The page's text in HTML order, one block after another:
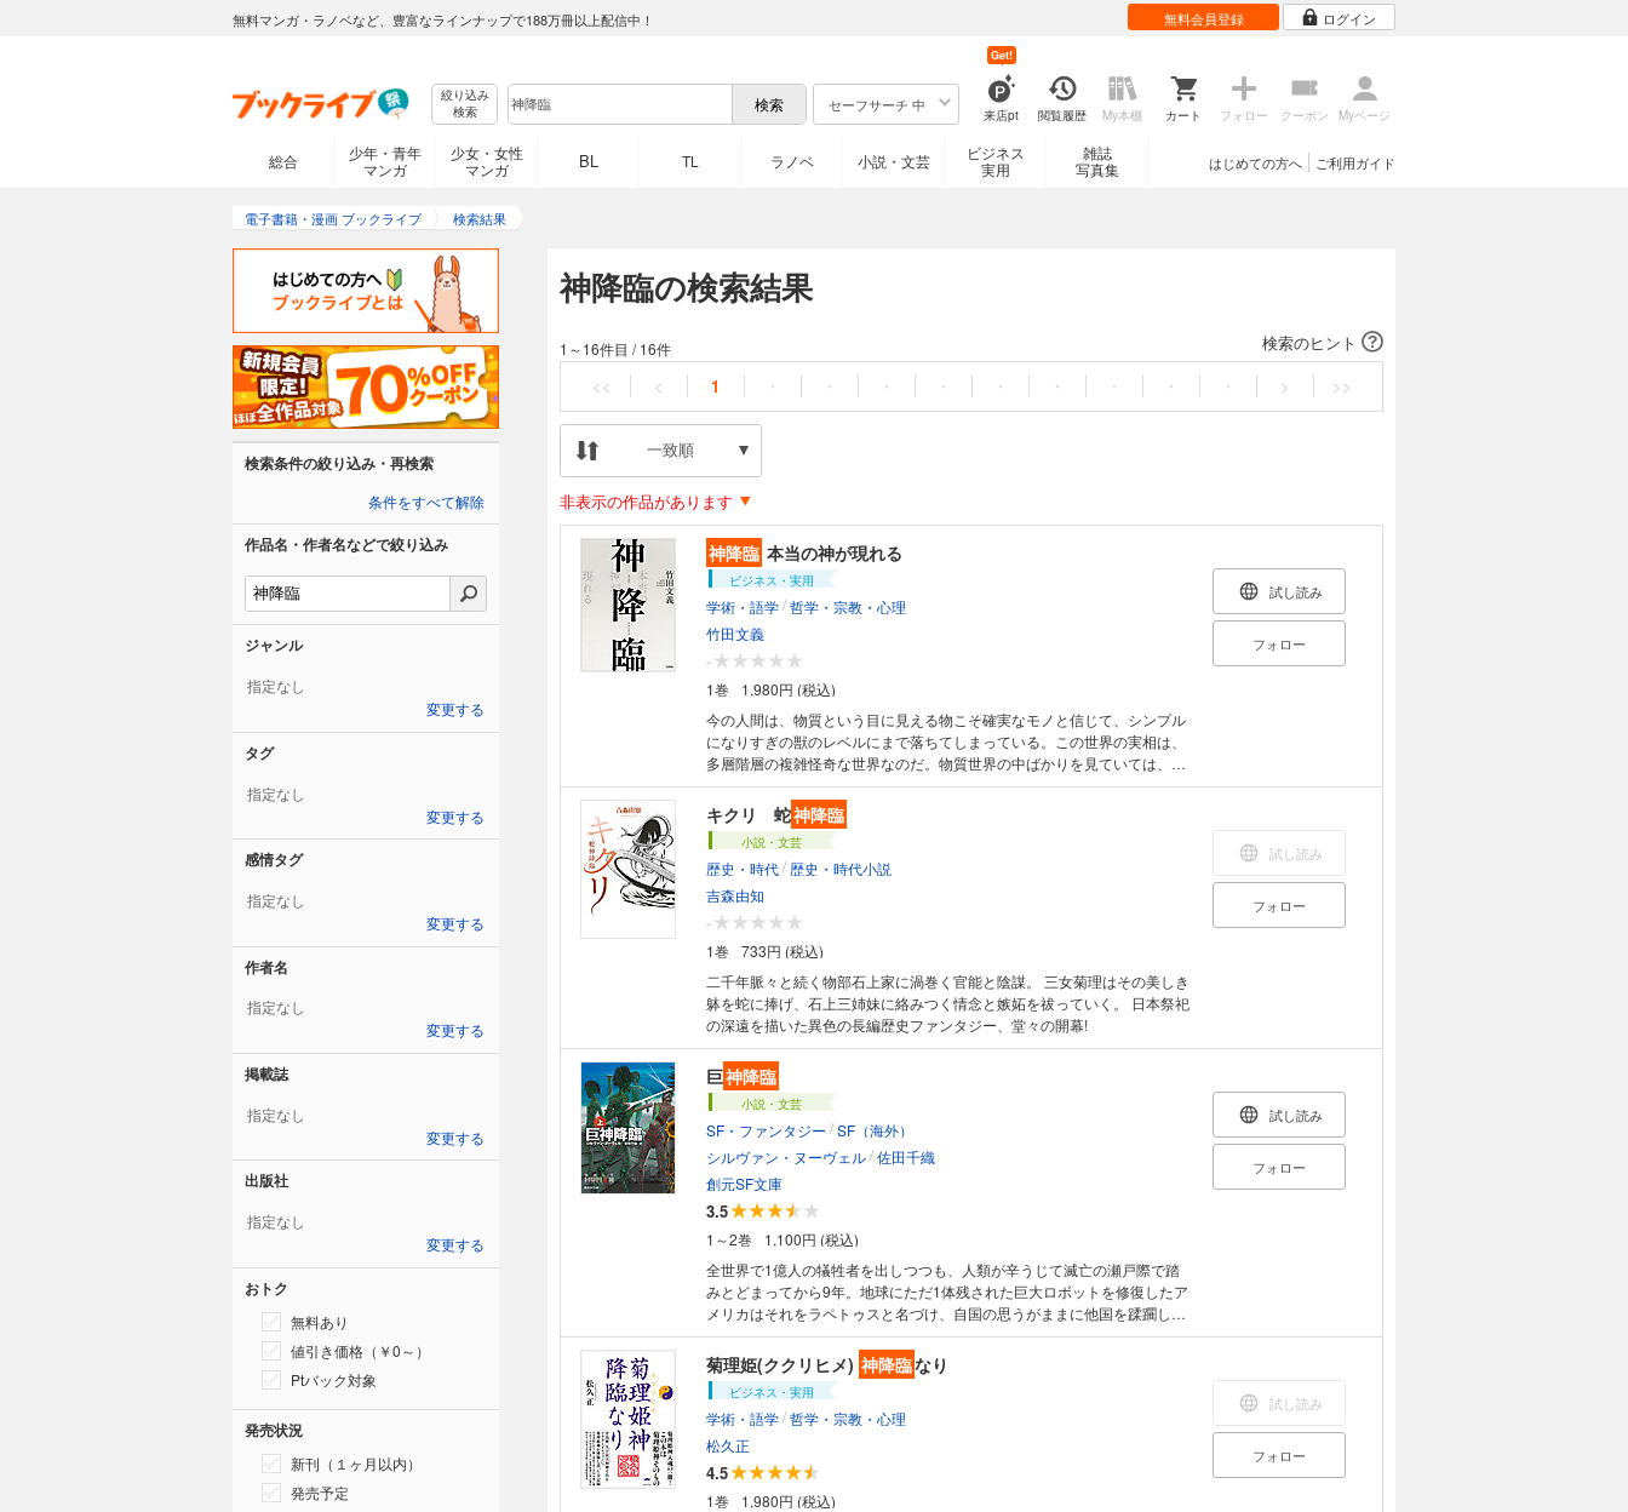
無料マンガ・ラノベなど、豊富なラインナップで188万冊以上配信中！ 無料会員登録 ログイン
絞り込み
検索
セーフサーチ 中
来店pt
Get!
閲覧履歴 My本棚 カート フォロー クーポン Myページ
総合
少年・青年
マンガ
少女・女性
マンガ
BL TL ラノベ 小説・文芸
ビジネス
実用
雑誌
写真集
ご利用ガイド
はじめての方へ
電子書籍・漫画 ブックライブ 検索結果
神降臨の検索結果
検索のヒント
1～16件目 /16件
<< < 1 ・ ・ ・ ・ ・ ・ ・ ・ ・ > >>
一致順
非表示の作品があります
神降臨 本当の神が現れる
ビジネス・実用
学術・語学/哲学・宗教・心理
竹田文義
-
1巻
1,980円 (税込)
今の人間は、物質という目に見える物こそ確実なモノと信じて、シンプル
になりすぎの獣のレベルにまで落ちてしまっている。この世界の実相は、
多層階層の複雑怪奇な世界なのだ。物質世界の中ばかりを見ていては、真
実は見えては来ない。多層階層を理解し、上に在るものを見なければ真実
は見えては来ないのだ。そんなことを理解して、この世界の認識を新たに
するつもりで学んでほしいと願う。
試し読み
フォロー
キクリ 蛇神降臨
小説・文芸
歴史・時代/ 歴史・時代小説
吉森由知
-
1巻
733円 (税込)
二千年脈々と続く物部石上家に渦巻く官能と陰謀。 三女菊理はその美しき
躰を蛇に捧げ、石上三姉妹に絡みつく情念と嫉妬を祓っていく。 日本祭祀
の深遠を描いた異色の長編歴史ファンタジー、堂々の開幕!
試し読み
フォロー
巨神降臨
小説・文芸
SF・ファンタジー /SF（海外）
シルヴァン・ヌーヴェル/佐田千織
創元SF文庫
3.5
1～2巻
1,100円 (税込)
全世界で1億人の犠牲者を出しつつも、人類が辛うじて滅亡の瀬戸際で踏
みとどまってから9年。地球にただ1体残された巨大ロボットを修復したア
メリカはそれをラペトゥスと名づけ、自国の思うがままに他国を蹂躙して
いた。それに抵抗する各国とのあいだで地球に全面核戦争の危機が迫る
中、姿を消していたテーミスとエヴァたちがついに地球に帰還する。彼ら
が語りはじめるのは、6000年前に巨大ロボットを地球に遺してゆき、9年
前の危機を引き起こした異星種族との本格的遭遇であった。星雲賞受賞
『巨神計画』『巨神覚醒』に続く、三部作完結編！
試し読み
フォロー
菊理姫(ククリヒメ) 神降臨なり
ビジネス・実用
学術・語学/哲学・宗教・心理
松久正
4.5
1巻
1,980円 (税込)
試し読み
フォロー
検索条件の絞り込み・再検索
条件をすべて解除
作品名・作者名などで絞り込み
ジャンル
指定なし
変更する
タグ
指定なし
変更する
感情タグ
指定なし
変更する
作者名
指定なし
変更する
掲載誌
指定なし
変更する
出版社
指定なし
変更する
おトク
無料あり
値引き価格（￥0～）
Ptバック対象
発売状況
新刊（１ヶ月以内）
発売予定